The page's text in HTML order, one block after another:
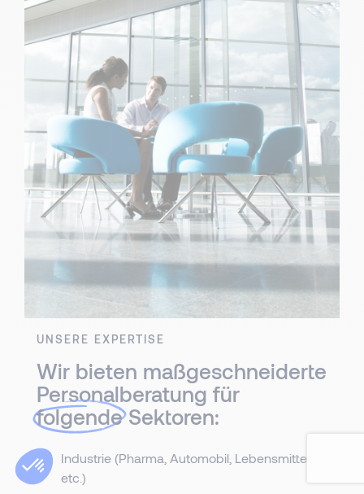
UNSERE EXPERTISE
Wir bieten maßgeschneiderte
Personalberatung für
folgendeSektoren:
Industrie (Pharma, Automobil, Lebensmittel,
etc.)